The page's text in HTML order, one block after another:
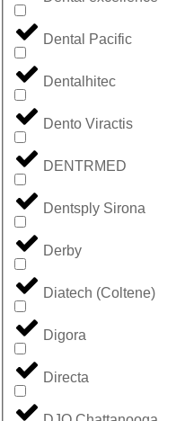
Dental Pacific
Dentalhitec
Dento Viractis
DENTRMED
Dentsply Sirona
Derby
Diatech (Coltene)
Digora
Directa